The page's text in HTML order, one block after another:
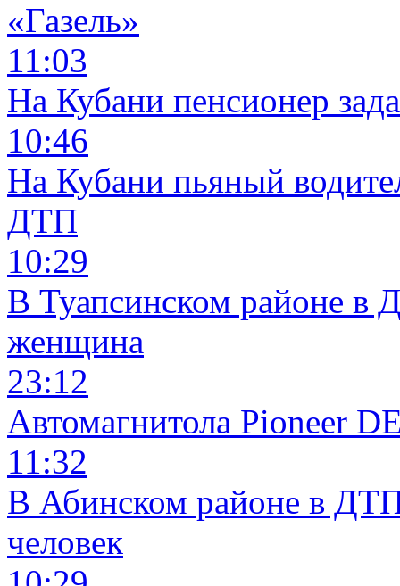
«Газель»
11:03
На Кубани пенсионер
10:46
На Кубани пьяный
ДТП
10:29
В Туапсинском районе в
женщина
23:12
Автомагнитола Pioneer
11:32
В Абинском районе в
человек